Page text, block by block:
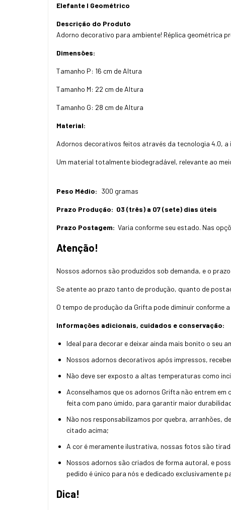
Elefante I Geométrico
Descrição do Produto
Adorno decorativo para ambiente! Réplica
Dimensões:
Tamanho P: 16 cm de Altura
Tamanho M: 22 cm de Altura
Tamanho G: 28 cm de Altura
Material:
Adornos decorativos feitos através da tecnologia 4.0,
Um material totalmente biodegradável, relevante ao
Peso Médio: 300 gramas
Prazo Produção: 03 (três) a 07 (sete) dias úteis
Prazo Postagem: Varia conforme seu estado. Nas
Atenção!
Nossos adornos são produzidos sob demanda, e o
Se atente ao prazo tanto de produção, quanto de
O tempo de produção da Grifta pode diminuir conforme
Informações adicionais, cuidados e conservação:
Ideal para decorar e deixar ainda mais bonito o seu
Nossos adornos decorativos após impressos,
Não deve ser exposto a altas temperaturas como
Aconselhamos que os adornos Grifta não entrem
feita com pano úmido, para garantir maior
Não nos responsabilizamos por quebra, arranhões,
citado acima;
A cor é meramente ilustrativa, nossas fotos são
Nossos adornos são criados de forma autoral, e
pedido é único para nós e dedicado exclusivamente
Dica!